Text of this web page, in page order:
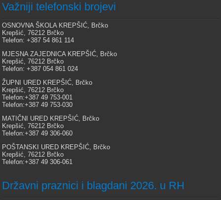
Važniji telefonski brojevi
OSNOVNA ŠKOLA KREPŠIĆ, Brčko
Krepšić, 76212 Brčko
Telefon: +387 54 861 114
MJESNA ZAJEDNICA KREPŠIĆ, Brčko
Krepšić, 76212 Brčko
Telefon: +387 054 861 024
ŽUPNI URED KREPŠIĆ, Brčko
Krepšić, 76212 Brčko
Telefon:+387 49 753-001
Telefon:+387 49 753-030
MATIČNI URED KREPŠIĆ, Brčko
Krepšić, 76212 Brčko
Telefon:+387 49 306-060
POŠTANSKI URED KREPŠIĆ, Brčko
Krepšić, 76212 Brčko
Telefon:+387 49 306-061
Državni praznici i blagdani 2026. u RH